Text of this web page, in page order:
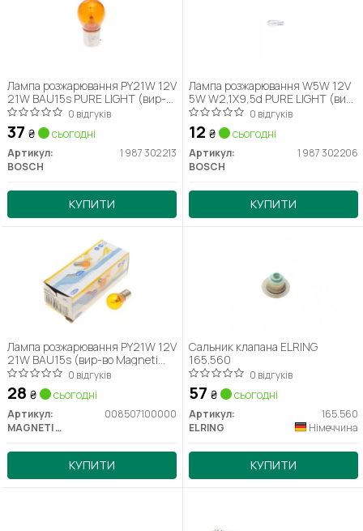
Лампа розжарювання PY21W 12V
21W BAU15s PURE LIGHT (вир-
во Bosch)
0 відгуків
37 ₴ сьогодні
Артикул:
1 987 302 213
BOSCH
КУПИТИ
Лампа розжарювання W5W 12V
5W W2,1X9,5d PURE LIGHT (вир-
во Bosch)
0 відгуків
12 ₴ сьогодні
Артикул:
1 987 302 206
BOSCH
КУПИТИ
Лампа розжарювання PY21W 12V
21W BAU15s (вир-во Magneti
Marelli)
0 відгуків
28 ₴ сьогодні
Артикул:
008507100000
MAGNETI MARELLI
КУПИТИ
Сальник клапана ELRING
165.560
0 відгуків
57 ₴ сьогодні
Артикул:
165.560
ELRING
Німеччина
КУПИТИ